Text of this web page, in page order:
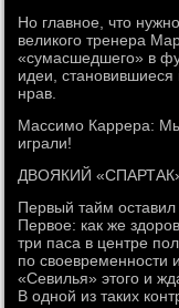
Но главное, что
великого тренера
«сумасшедшего» в
идеи,
нрав.
Массимо Каррера: Мы
играли!
ДВОЯКИЙ
Первый тайм оставил
Первое: как же
три паса в центре
по своевременности
«Севилья» этого и
В одной из таких